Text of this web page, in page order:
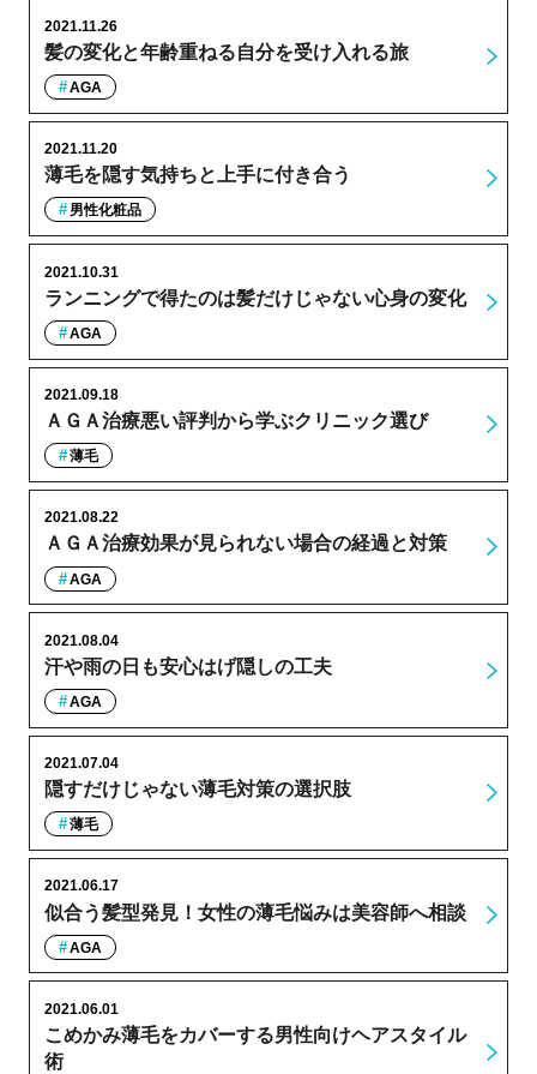
髪の変化と年齢重ねる自分を受け入れる旅
2021.11.26
AGA
薄毛を隠す気持ちと上手に付き合う
2021.11.20
男性化粧品
ランニングで得たのは髪だけじゃない心身の変化
2021.10.31
AGA
ＡＧＡ治療悪い評判から学ぶクリニック選び
2021.09.18
薄毛
ＡＧＡ治療効果が見られない場合の経過と対策
2021.08.22
AGA
汗や雨の日も安心はげ隠しの工夫
2021.08.04
AGA
隠すだけじゃない薄毛対策の選択肢
2021.07.04
薄毛
似合う髪型発見！女性の薄毛悩みは美容師へ相談
2021.06.17
AGA
こめかみ薄毛をカバーする男性向けヘアスタイル
術
2021.06.01